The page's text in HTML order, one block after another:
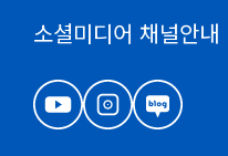
소셜미디어 채널안내